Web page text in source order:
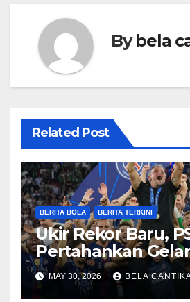
Bybela
Related Post
BERITA BOLA BERITA TERKINI
Ukir Rekor Baru,
Pertahankan
Champions
MAY 30, 2026 BELA